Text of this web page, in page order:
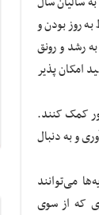
روز بودن و
رشد و رونق
امکان پذیر
کمک کنند.
و به دنبال
می‌توانند
که از سوی